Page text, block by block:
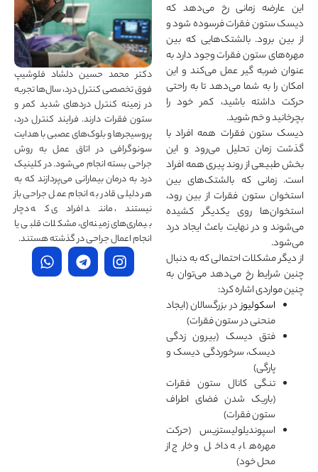
این عارضه زمانی رخ می‌دهد که
دیسک ستون فقرات فرسوده شود و
از بین برود. بالشتک‌هایی که بین
مهره‌های ستون فقرات وجود دارد به
عنوان ضربه گیر عمل می‌کند و این
امکان را به شما می‌دهد تا به راحتی
حرکت داشته باشید، کمر خود را
بچرخانید و خم شوید.
دیسک ستون فقرات همه افراد با
گذشت زمان تحلیل می‌رود و این
بخش طبیعی از روند پیری همه افراد
است. زمانی که بالشتک‌های بین
استخوان ستون فقرات از بین رود،
استخوان‌ها روی یکدیگر کشیده
می‌شوند و در نهایت باعث ایجاد درد
می‌شود.
از دیگر مشکلات احتمالی که به دنبال
چنین شرایط رخ می‌دهد می‌توان به
چنین مواردی اشاره کرد:
اسکولیوزدر بزرگسالان (ایجاد
منحنی در ستون فقرات)
فتق دیسک (بیرون زدگی
دیسک، سرخوردگی دیسک و
پارگی)
تنگی کانال ستون فقرات
(باریک شدن فضای اطراف
ستون فقرات)
اسپوندیلولیستزیس (حرکت
مهره‌ها به داخل و خارج از
محل خود)
دکتر محمد حسین دلشاد فلوشیپ
فوق تخصصی کنترل درد، سال‌ها تجربه
در زمینه کنترل دردهای شدید کمر و
ستون فقرات دارند. فرایند کنترل درد،
پروسیجرها و بلوک‌های عصبی با هدایت
سونوگرافی در اتاق عمل به روش
جراحی بسته انجام می‌شود. در کلینیک
درد به درمان‌ بیمارانی می‌پردازند که به
هر دلیلی قادر به انجام عمل جراحی باز
نیستند، مانند افرادی که دچار
بیماری‌های زمینه‌ای، مشکلات قلبی یا
انجام اعمال جراحی در گذشته هستند.